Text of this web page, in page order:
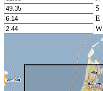
S
E
W